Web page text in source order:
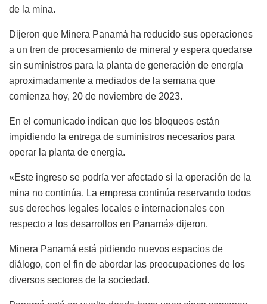
de la mina.
Dijeron que Minera Panamá ha reducido sus operaciones
a un tren de procesamiento de mineral y espera quedarse
sin suministros para la planta de generación de energía
aproximadamente a mediados de la semana que
comienza hoy, 20 de noviembre de 2023.
En el comunicado indican que los bloqueos están
impidiendo la entrega de suministros necesarios para
operar la planta de energía.
«Este ingreso se podría ver afectado si la operación de la
mina no continúa. La empresa continúa reservando todos
sus derechos legales locales e internacionales con
respecto a los desarrollos en Panamá» dijeron.
Minera Panamá está pidiendo nuevos espacios de
diálogo, con el fin de abordar las preocupaciones de los
diversos sectores de la sociedad.